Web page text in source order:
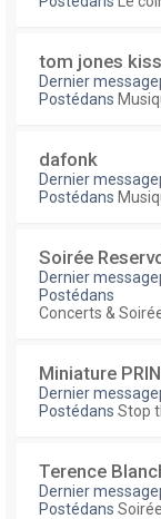
tom jones kiss
Dernier
Postédans
dafonk
Dernier
Postédans
Soirée
Dernier
Postédans
Concerts &
Miniature
Dernier
Postédans Stop
Terence
Dernier
Postédans